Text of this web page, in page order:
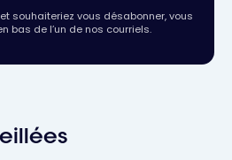
souhaiteriez vous désabonner, vous
bas de l’un de nos courriels.